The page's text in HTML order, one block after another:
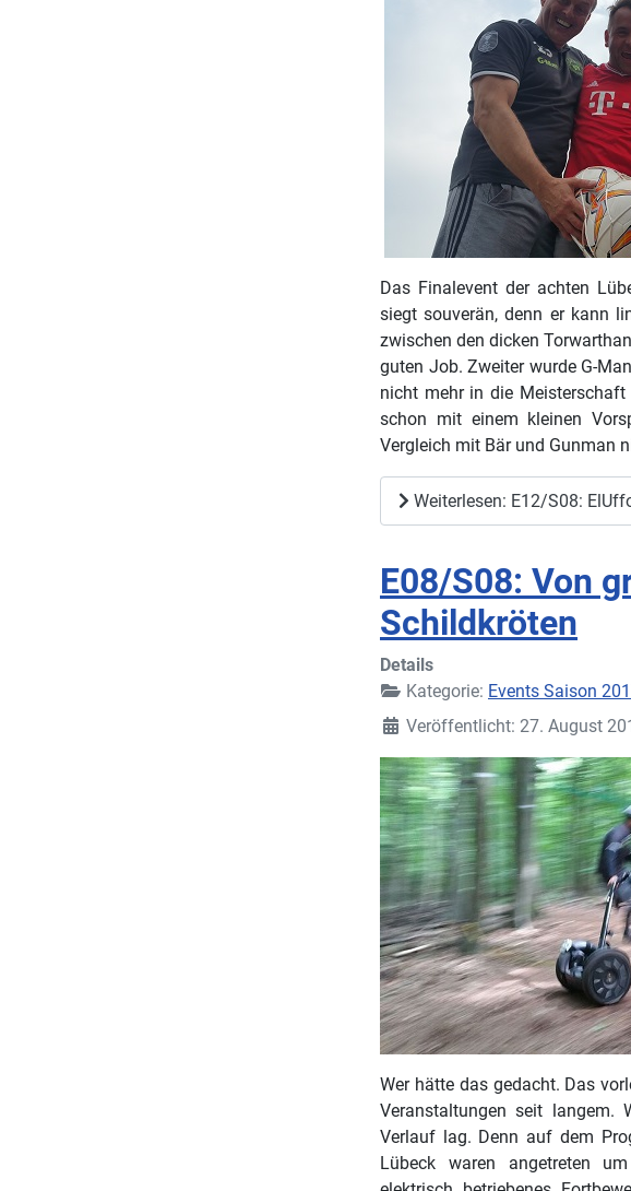
Das Finalevent der achten
siegt souverän, denn er kann
zwischen den dicken
guten Job. Zweiter wurde G-
nicht mehr in die
schon mit einem kleinen
Vergleich mit Bär und Gunman
Weiterlesen: E12/S08:
E08/S08: Von
Schildkröten
Details
Kategorie: Events Saison
Veröffentlicht: 27. August
Wer hätte das gedacht. Das
Veranstaltungen seit langem.
Verlauf lag. Denn auf dem
Lübeck waren angetreten